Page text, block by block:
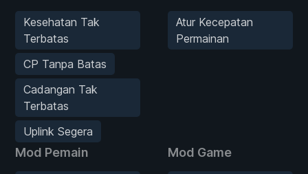
Kesehatan Tak
Terbatas
CP Tanpa Batas
Cadangan Tak
Terbatas
Uplink Segera
Atur Kecepatan
Permainan
Mod Pemain Mod Game